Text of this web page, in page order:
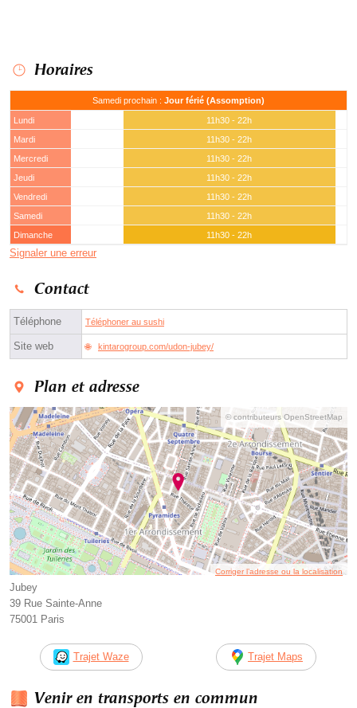
Horaires
Samedi prochain : Jour férié (Assomption)
Lundi
11h30 - 22h
Mardi
11h30 - 22h
Mercredi
11h30 - 22h
Jeudi
11h30 - 22h
Vendredi
11h30 - 22h
Samedi
11h30 - 22h
Dimanche
11h30 - 22h
Signaler une erreur
Contact
Téléphone Téléphoner au sushi
Site web kintarogroup.com/udon-jubey/
Plan et adresse
© contributeurs OpenStreetMap
Corriger l’adresse ou la localisation
Jubey
39 Rue Sainte-Anne
75001 Paris
Trajet Waze Trajet Maps
Venir en transports en commun